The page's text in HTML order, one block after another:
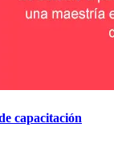
capacitación